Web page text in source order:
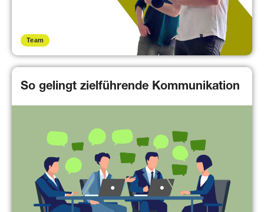
Team
So gelingt zielführende Kommunikation